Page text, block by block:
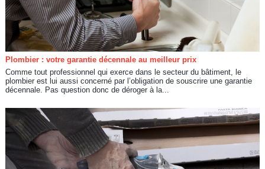
Plombier : votre garantie décennale au meilleur prix
Comme tout professionnel qui exerce dans le secteur du bâtiment, le
plombier est lui aussi concerné par l’obligation de souscrire une garantie
décennale. Pas question donc de déroger à la...